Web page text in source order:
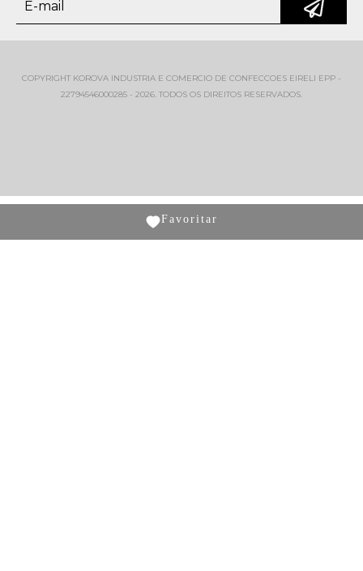
COPYRIGHT KOROVA INDUSTRIA E COMERCIO DE CONFECCOES EIRELI EPP -
22794546000285 - 2026. TODOS OS DIREITOS RESERVADOS.